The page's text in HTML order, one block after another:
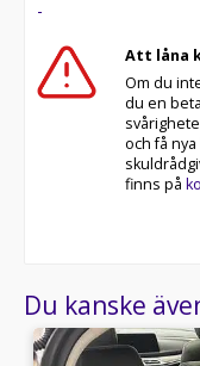
-
Att låna
Om du
du en
och få
finns på
Du kanske